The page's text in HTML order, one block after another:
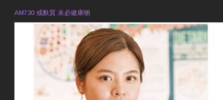
AM730 戒麩質 未必健康啲